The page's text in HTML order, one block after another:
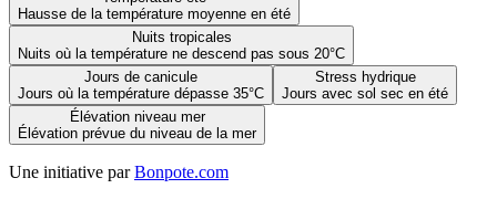
Hausse de la température moyenne en été
Nuits tropicales
Nuits où la température ne descend pas sous 20°C
Jours de canicule
Jours où la température dépasse 35°C
Stress hydrique
Jours avec sol sec en été
Élévation niveau mer
Élévation prévue du niveau de la mer
Une initiative par Bonpote.com